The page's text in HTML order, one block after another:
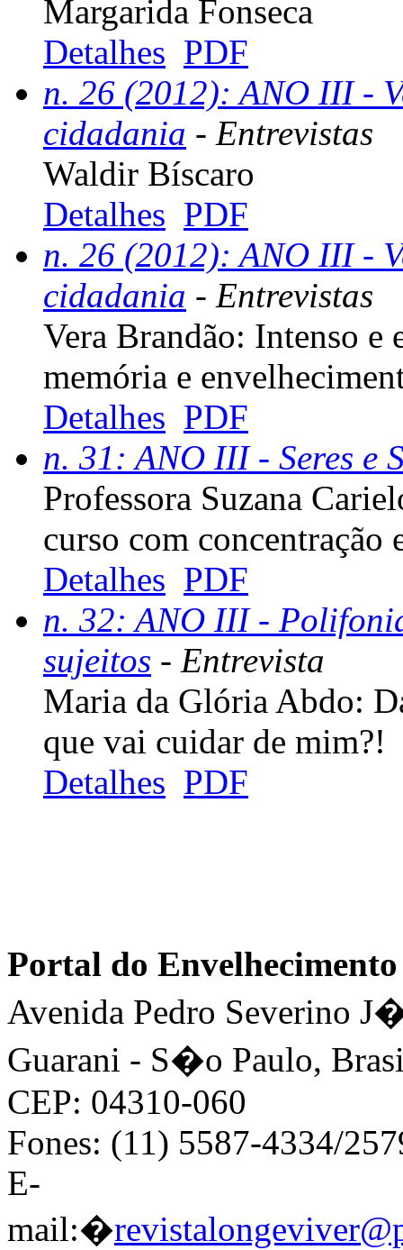
Margarida Fonseca
Detalhes PDF
n. 26 (2012): ANO III -
cidadania - Entrevistas
Waldir Bíscaro
Detalhes PDF
n. 26 (2012): ANO III -
cidadania - Entrevistas
Vera Brandão: Intenso e
memória e
Detalhes PDF
n. 31: ANO III - Seres e
Professora Suzana
curso com
Detalhes PDF
n. 32: ANO III -
sujeitos - Entrevista
Maria da Glória Abdo:
que vai cuidar de mim?!
Detalhes PDF
Portal do
Avenida Pedro Severino
Guarani - S�o Paulo,
CEP: 04310-060
Fones: (11) 5587-4334/
E-
mail:�